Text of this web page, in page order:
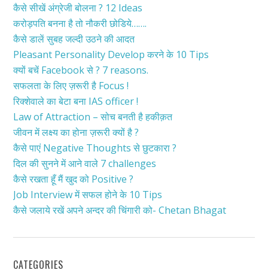
कैसे सीखें अंग्रेजी बोलना ? 12 Ideas
करोड़पति बनना है तो नौकरी छोडिये…….
कैसे डालें सुबह जल्दी उठने की आदत
Pleasant Personality Develop करने के 10 Tips
क्यों बचें Facebook से ? 7 reasons.
सफलता के लिए ज़रूरी है Focus !
रिक्शेवाले का बेटा बना IAS officer !
Law of Attraction – सोच बनती है हकीक़त
जीवन में लक्ष्य का होना ज़रूरी क्यों है ?
कैसे पाएं Negative Thoughts से छुटकारा ?
दिल की सुनने में आने वाले 7 challenges
कैसे रखता हूँ मैं खुद को Positive ?
Job Interview में सफल होने के 10 Tips
कैसे जलाये रखें अपने अन्दर की चिंगारी को- Chetan Bhagat
CATEGORIES